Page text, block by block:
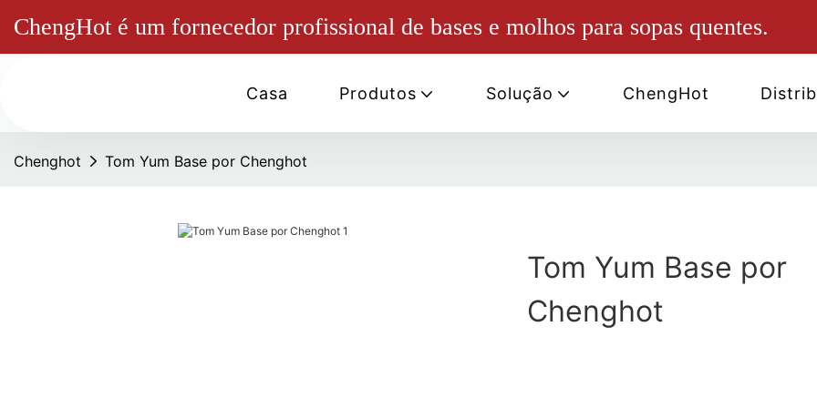
ChengHot é um fornecedor profissional de bases e molhos para sopas quentes.
Casa Produtos Solução ChengHot
Chenghot Tom Yum Base por Chenghot
Tom Yum Base por
Chenghot